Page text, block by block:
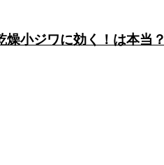
小ジワに効く！は本当？